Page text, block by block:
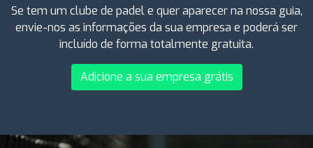
Se tem um clube de padel e quer aparecer na nossa guia,
envie-nos as informações da sua empresa e poderá ser
incluído de forma totalmente gratuita.
Adicione a sua empresa grátis